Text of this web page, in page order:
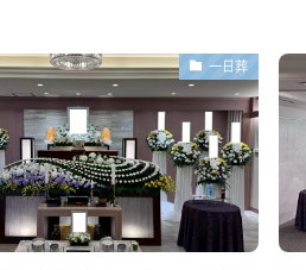
一日葬